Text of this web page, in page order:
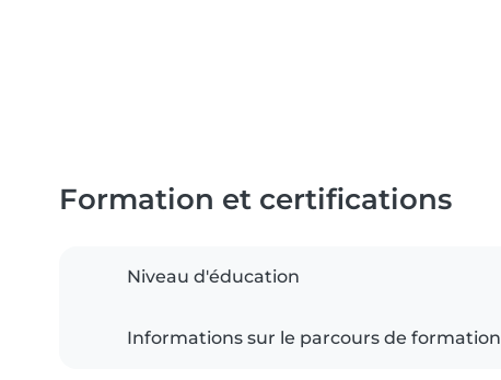
Formation et certifications
Niveau d'éducation
Informations sur le parcours de formation